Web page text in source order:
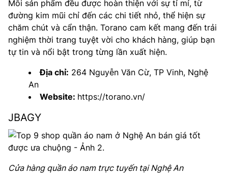
Mỗi sản phẩm đều được hoàn thiện với sự tỉ mỉ, từ
đường kim mũi chỉ đến các chi tiết nhỏ, thể hiện sự
chăm chút và cẩn thận. Torano cam kết mang đến trải
nghiệm thời trang tuyệt vời cho khách hàng, giúp bạn
tự tin và nổi bật trong từng lần xuất hiện.
Địa chỉ: 264 Nguyễn Văn Cừ, TP Vinh, Nghệ
An
Website: https://torano.vn/
JBAGY
Cửa hàng quần áo nam trực tuyến tại Nghệ An